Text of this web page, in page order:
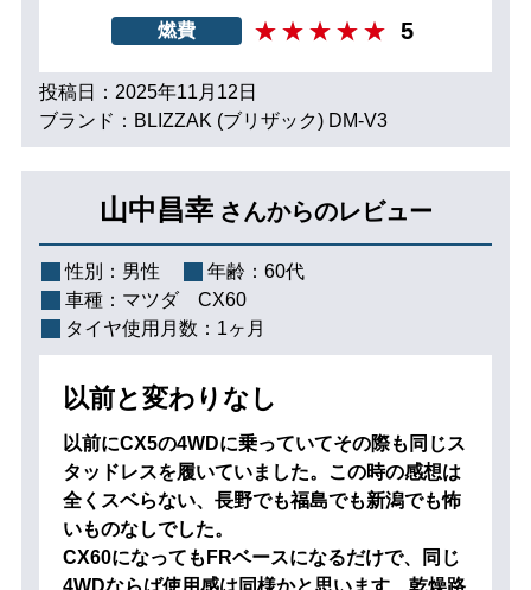
燃費 5
投稿日：2025年11月12日
ブランド：BLIZZAK (ブリザック) DM-V3
山中昌幸 さんからのレビュー
性別： 男性 年齢： 60代
車種： マツダ CX60
タイヤ使用月数： 1ヶ月
以前と変わりなし
以前にCX5の4WDに乗っていてその際も同じス
タッドレスを履いていました。この時の感想は
全くスベらない、長野でも福島でも新潟でも怖
いものなしでした。
CX60になってもFRベースになるだけで、同じ
4WDならば使用感は同様かと思います、乾燥路